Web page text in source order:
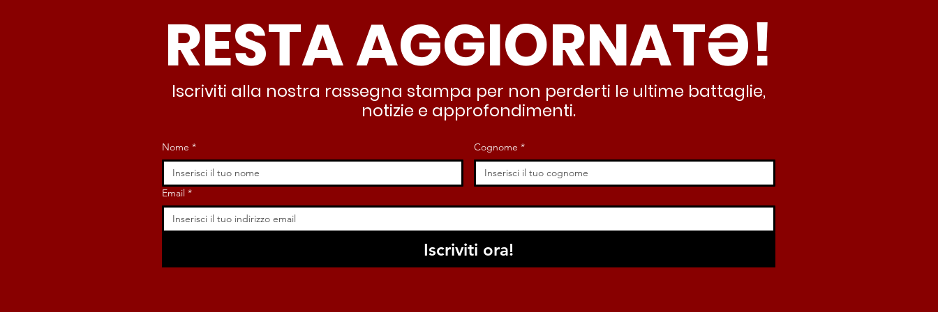
nessuno interviene”
deve garantire servizi e
dignità”
lasciando al caos e
all’abusivismo”
RESTA AGGIORNATƏ!
Iscriviti alla nostra rassegna stampa per non perderti le ultime battaglie,
notizie e approfondimenti.
Nome * Cognome *
Email *
Iscriviti ora!